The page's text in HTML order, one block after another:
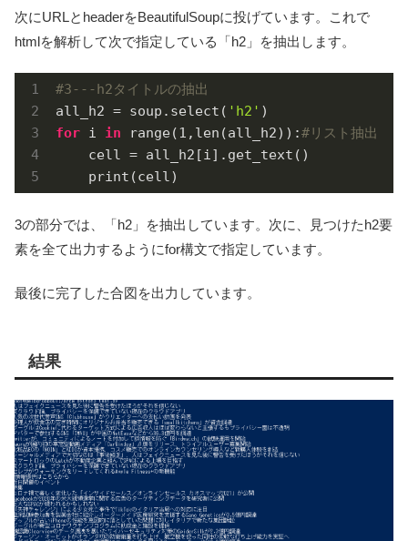
次にURLとheaderをBeautifulSoupに投げています。これで
htmlを解析して次で指定している「h2」を抽出します。
#3---h2タイトルの抽出
all_h2 = soup.select( 'h2'
for i in range(1 ,len(all_h2)):#リスト抽出
    cell = all_h2[i].get_text()
    print(cell)
3の部分では、「h2」を抽出しています。次に、見つけたh2要
素を全て出力するようにfor構文で指定しています。
最後に完了した合図を出力しています。
結果